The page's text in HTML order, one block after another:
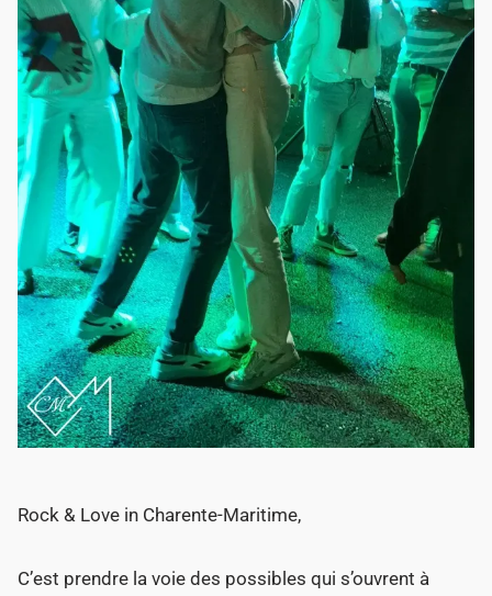
Rock & Love in Charente-Maritime,
C’est prendre la voie des possibles qui s’ouvrent à